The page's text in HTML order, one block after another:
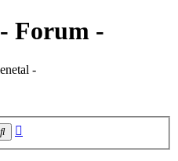
Forum -
-
Suche